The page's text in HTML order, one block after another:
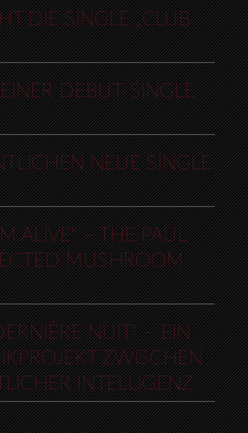
DIE SINGLE „CLUB
DEBUT-SINGLE
NEUE SINGLE
ALIVE“ – THE PAUL
MUSHROOM
NUIT“ – EIN
ZWISCHEN
INTELLIGENZ